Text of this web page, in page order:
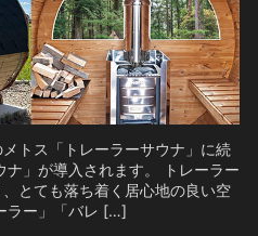
トス「トレーラーサウナ」に続
ナ」が導入されます。 トレーラー
とても落ち着く居心地の良い空
ラー」「バレ […]